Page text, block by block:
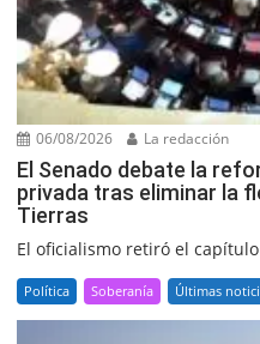
06/08/2026 La redacción
El Senado debate la
privada tras eliminar la
Tierras
El oficialismo retiró el
Política Soberanía Últimas